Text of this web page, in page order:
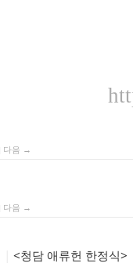
다음 →
다음 →
<청담 애류헌 한정식>